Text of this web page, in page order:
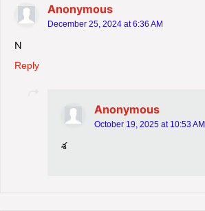
Anonymous
December 25, 2024 at 6:36 AM
N
Reply
Anonymous
October 19, 2025 at 10:53 AM
శ